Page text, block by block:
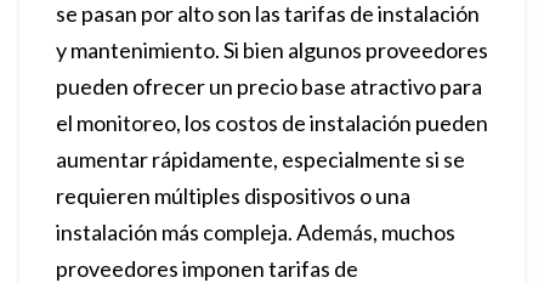
se pasan por alto son las tarifas de instalación
y mantenimiento. Si bien algunos proveedores
pueden ofrecer un precio base atractivo para
el monitoreo, los costos de instalación pueden
aumentar rápidamente, especialmente si se
requieren múltiples dispositivos o una
instalación más compleja. Además, muchos
proveedores imponen tarifas de